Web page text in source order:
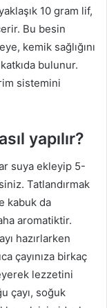
10 gram lif,
Bu besin
kemik sağlığını
bulunur.
sistemini
yapılır?
suya ekleyip 5-
Tatlandırmak
kabuk da
aromatiktir.
hazırlarken
çayınıza birkaç
lezzetini
çayı, soğuk